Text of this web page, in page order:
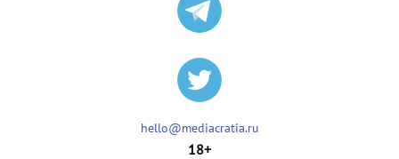
hello@mediacratia.ru
18+